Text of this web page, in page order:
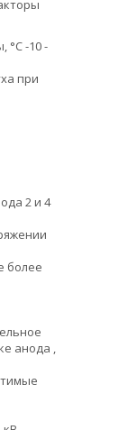
°С -10 -
при
2 и 4
более
анода ,